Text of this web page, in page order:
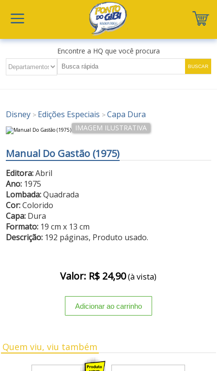
Encontre a HQ que você procura
Disney > Edições Especiais >Capa Dura
Manual Do Gastão (1975)
Editora:Abril
Ano: 1975
Lombada:Quadrada
Cor:Colorido
Capa: Dura
Formato: 19 cm x 13 cm
Descrição: 192 páginas, Produto usado.
Valor: R$ 24,90(à vista)
Quem viu, viu também